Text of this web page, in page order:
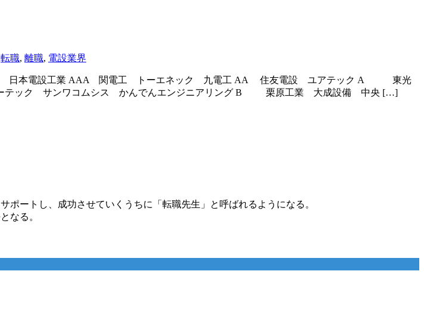
転職, 離職, 電設業界
S 日本電設工業 AAA 関電工 トーエネック 九電工 AA 住友電設 ユアテック A 東光
ック サンワコムシス かんでんエンジニアリング B 栗原工業 大成設備 中央 […]
ートし、成功させていくうちに「転職先生」と呼ばれるようになる。
なる。